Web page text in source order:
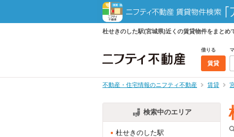
杜せきのした駅(宮城県)近くの賃貸物件をまとめ
借りる
賃貸
不動産・住宅情報のニフティ不動産 賃貸
検索中のエリア
杜せきのした駅